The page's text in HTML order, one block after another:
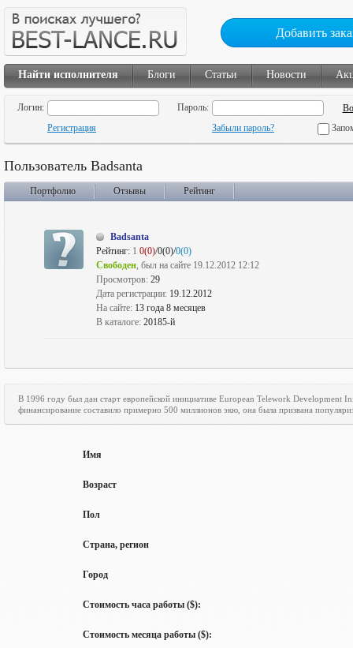
Добавить
Найти исполнителя Блоги Статьи Новости
Логин:
Пароль:
Регистрация
Забыли пароль?
Пользователь Badsanta
Портфолио Отзывы Рейтинг
Badsanta
Рейтинг: 1 0(0)/0(0)/0(0)
Свободен, был на сайте 19.12.2012 12:12
Просмотров: 29
Дата регистрации: 19.12.2012
На сайте: 13 года 8 месяцев
В каталоге: 20185-й
В 1996 году был дан старт европейской инициативе European Telework Development
финансирование составило примерно 500 миллионов экю, она была призвана
Имя
Возраст
Пол
Страна, регион
Город
Стоимость часа работы ($):
Стоимость месяца работы ($):